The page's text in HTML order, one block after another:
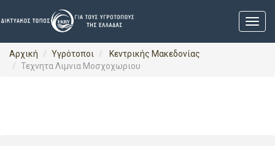
Αρχική Υγρότοποι
Κεντρικής Μακεδονίας
Τεχνητα Λιμνια Μοσχοχωριου